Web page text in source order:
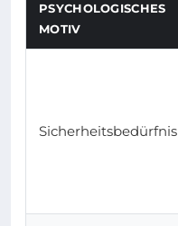
PSYCHOLOGISCHES
MOTIV
Sicherheitsbedürfnis